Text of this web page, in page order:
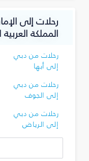
رحلات إلى
المملكة
رحلات من دبي
إلى أبها
رحلات من دبي
إلى الجوف
رحلات من دبي
إلى الرياض